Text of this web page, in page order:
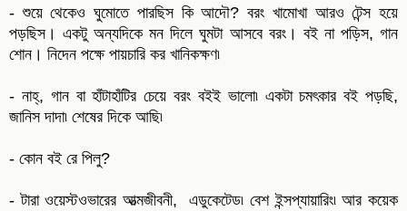
- শুয়ে থেকেও ঘুমোতে পারছিস কি আদৌ? বরং খামোখা আরও টেন্স হয়ে
পড়ছিস। একটু অন্যদিকে মন দিলে ঘুমটা আসবে বরং। বই না পড়িস, গান
শোন। নিদেন পক্ষে পায়চারি কর খানিকক্ষণ৷
- নাহ্, গান বা হাঁটাহাঁটির চেয়ে বরং বইই ভালো৷ একটা চমৎকার বই পড়ছি,
জানিস দাদা৷ শেষের দিকে আছি৷
- কোন বই রে পিলু?
- টারা ওয়েস্টওভারের আত্মজীবনী, এডুকেটেড৷ বেশ ইন্সপ্যায়ারিং৷ আর কয়েক